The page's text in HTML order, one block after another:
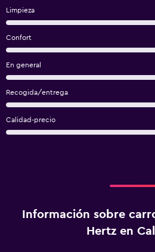
Limpieza
Confort
En general
Recogida/entrega
Calidad-precio
Información sobre
Hertz en